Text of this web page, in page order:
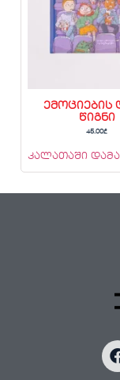
ემოციების
წიგნი
45.00₾
კალათაში